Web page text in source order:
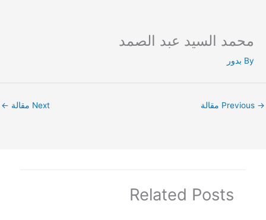
content
محمد السيد عبد الصمد
By بدور
→ Next مقالة ←
Related Posts